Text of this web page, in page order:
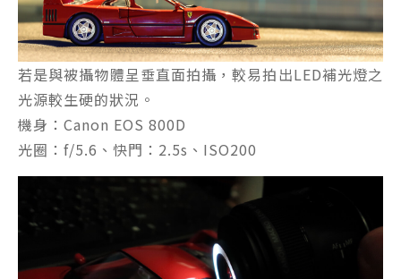
若是與被攝物體呈垂直面拍攝，較易拍出LED補光燈之
光源較生硬的狀況。
機身：Canon EOS 800D
光圈：f/5.6、快門：2.5s、ISO200